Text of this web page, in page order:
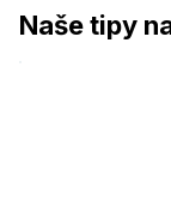
Naše tipy